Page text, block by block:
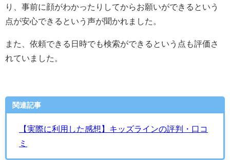
り、事前に顔がわかったりしてからお願いができるという
点が安心できるという声が聞かれました。
また、依頼できる日時でも検索ができるという点も評価さ
れていました。
関連記事
【実際に利用した感想】キッズラインの評判・口コ
ミ